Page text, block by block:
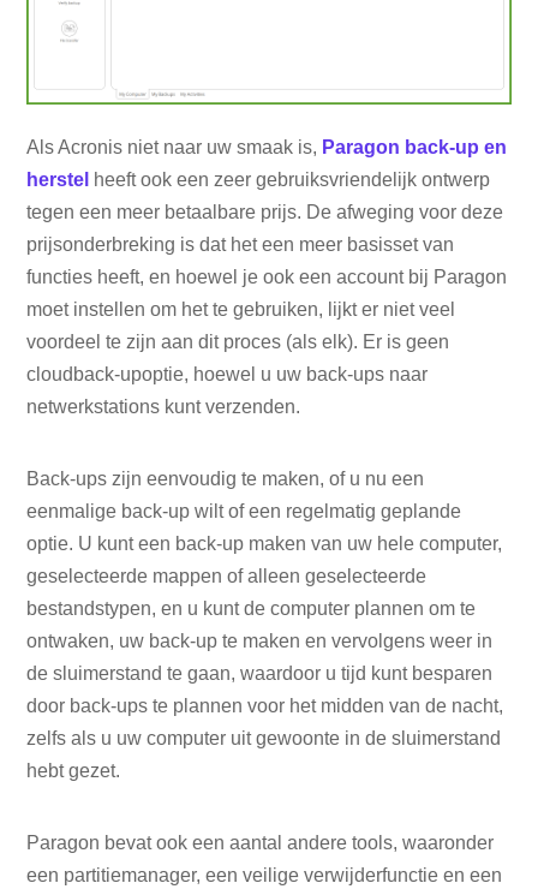
Als Acronis niet naar uw smaak is, Paragon back-up en
herstel heeft ook een zeer gebruiksvriendelijk ontwerp
tegen een meer betaalbare prijs. De afweging voor deze
prijsonderbreking is dat het een meer basisset van
functies heeft, en hoewel je ook een account bij Paragon
moet instellen om het te gebruiken, lijkt er niet veel
voordeel te zijn aan dit proces (als elk). Er is geen
cloudback-upoptie, hoewel u uw back-ups naar
netwerkstations kunt verzenden.
Back-ups zijn eenvoudig te maken, of u nu een
eenmalige back-up wilt of een regelmatig geplande
optie. U kunt een back-up maken van uw hele computer,
geselecteerde mappen of alleen geselecteerde
bestandstypen, en u kunt de computer plannen om te
ontwaken, uw back-up te maken en vervolgens weer in
de sluimerstand te gaan, waardoor u tijd kunt besparen
door back-ups te plannen voor het midden van de nacht,
zelfs als u uw computer uit gewoonte in de sluimerstand
hebt gezet.
Paragon bevat ook een aantal andere tools, waaronder
een partitiemanager, een veilige verwijderfunctie en een